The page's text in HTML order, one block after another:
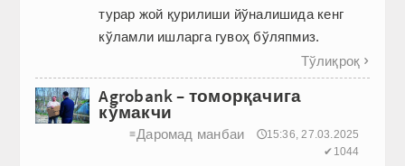
турар жой қурилиши йўналишида кенг
кўламли ишларга гувоҳ бўляпмиз.
Тўлиқроқ 
Agrobank – томорқачига
кўмакчи
≡Даромад манбаи
🕔15:36, 27.03.2025
✔1044